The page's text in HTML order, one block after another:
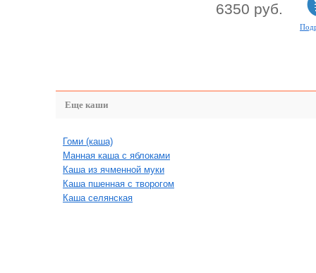
6350 руб.
Еще каши
Гоми (каша)
Манная каша с яблоками
Каша из ячменной муки
Каша пшенная с творогом
Каша селянская